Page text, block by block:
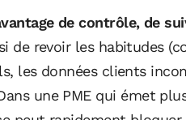
de contrôle, de
de revoir les habitudes
les données clients
une PME qui émet